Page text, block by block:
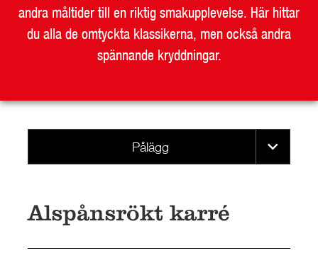
andra måltider till en riktig smakupplevelse. Här hittar
du alla de omtyckta klassikerna, men också andra
spännande kryddningar.
Pålägg
Alspånsrökt karré